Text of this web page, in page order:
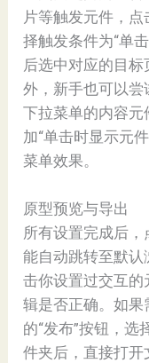
片等触发元件，点
择触发条件为“单
后选中对应的目
外，新手也可以
下拉菜单的内容
加“单击时显示元
菜单效果。
原型预览与导出
所有设置完成后，
能自动跳转至默
击你设置过交互
辑是否正确。如
的“发布”按钮，选
件夹后，直接打